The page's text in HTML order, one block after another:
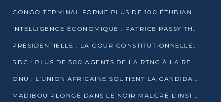
CONGO TERMINAL FORME PLUS DE 100 ÉTUDIANTS AUX TECHNIQUES D’EMBAUCHE
INTELLIGENCE ÉCONOMIQUE : PATRICE PASSY THÉORISE UNE STRATÉGIE ADAPTÉE AUX CONTEXTES FRAGMENTÉS
PRÉSIDENTIELLE : LA COUR CONSTITUTIONNELLE CONFIRME LA VICTOIRE DE SASSOU NGUESSO AVEC 94,90 % DES SUFFRAGES
RDC : PLUS DE 500 AGENTS DE LA RTNC À LA RETRAITE, UNE PAGE SE TOURNE
ONU : L’UNION AFRICAINE SOUTIENT LA CANDIDATURE DE MACKY SALL
MADIBOU PLONGÉ DANS LE NOIR MALGRÉ L’INSTALLATION D’UN NOUVEAU TRANSFORMATEUR